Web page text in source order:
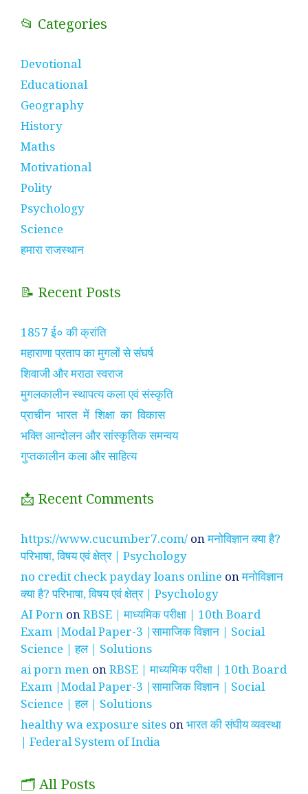
📂 Categories
Devotional
Educational
Geography
History
Maths
Motivational
Polity
Psychology
Science
हमारा राजस्थान
📝 Recent Posts
1857 ई० की क्रांति
महाराणा प्रताप का मुगलों से संघर्ष
शिवाजी और मराठा स्वराज
मुगलकालीन स्थापत्य कला एवं संस्कृति
प्राचीन भारत में शिक्षा का विकास
भक्ति आन्दोलन और सांस्कृतिक समन्वय
गुप्तकालीन कला और साहित्य
📩 Recent Comments
https://www.cucumber7.com/ onमनोविज्ञान क्या है?
परिभाषा, विषय एवं क्षेत्र | Psychology
no credit check payday loans online onमनोविज्ञान
क्या है? परिभाषा, विषय एवं क्षेत्र | Psychology
AI Porn onRBSE | माध्यमिक परीक्षा | 10th Board
Exam |Modal Paper-3 |सामाजिक विज्ञान | Social
Science | हल | Solutions
ai porn men onRBSE | माध्यमिक परीक्षा | 10th Board
Exam |Modal Paper-3 |सामाजिक विज्ञान | Social
Science | हल | Solutions
healthy wa exposure sites onभारत की संघीय व्यवस्था
| Federal System of India
🗂️ All Posts